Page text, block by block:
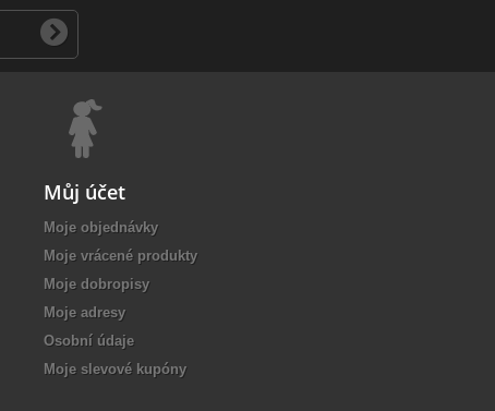
Můj účet
Moje objednávky
Moje vrácené produkty
Moje dobropisy
Moje adresy
Osobní údaje
Moje slevové kupóny